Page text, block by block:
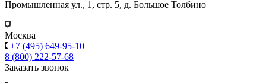
Промышленная ул., 1, стр. 5, д. Большое Толбино
Москва
+7 (495) 649-95-10
8 (800) 222-57-68
Заказать звонок